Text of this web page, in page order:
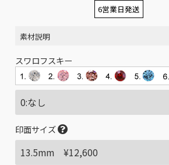
6営業日発送
素材説明
スワロフスキー
印面サイズ